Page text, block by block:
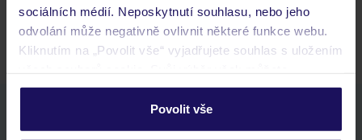
sociálních médií. Neposkytnutí souhlasu, nebo jeho
odvolání může negativně ovlivnit některé funkce webu.
Kliknutím na „Povolit vše“ vyjadřujete souhlas s uložením
personalizovat v sekci „Personalizace“.
Podrobné informace o souborech cookie naleznete v
Povolit vše
Zobrazit další
Stáhněte si bezplatnou aplikaci TUI
rychlé vyhledávání a prohlížení nabídek